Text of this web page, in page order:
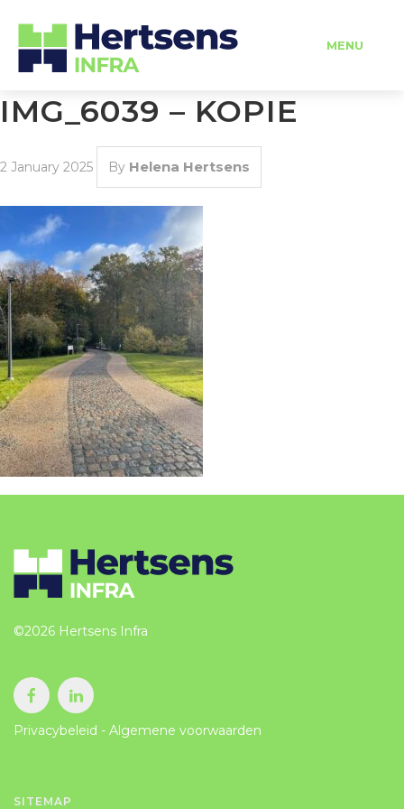
MENU
HOME
OVER ONS
DIENSTEN
PROJECTEN
VERHUUR
VACATURES
CONTACT
IMG_6039 – KOPIE
2 January 2025 By Helena Hertsens
©2026 Hertsens Infra
Privacybeleid - Algemene voorwaarden
SITEMAP